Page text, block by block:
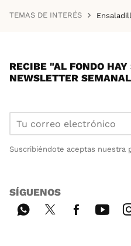
TEMAS DE INTERÉS
RECIBE "AL FONDO
NEWSLETTER SEMANAL
Suscribiéndote aceptas nuestra
SÍGUENOS